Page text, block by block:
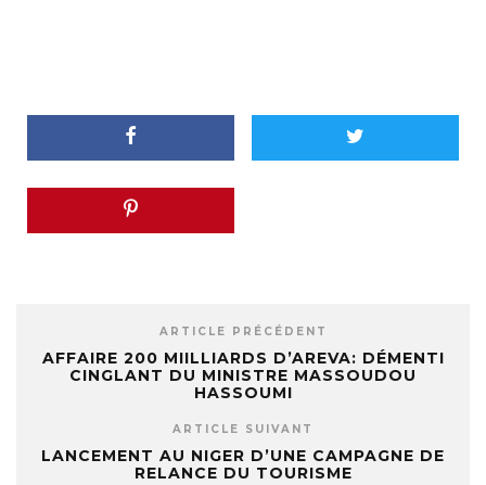
ARTICLE PRÉCÉDENT
AFFAIRE 200 MIILLIARDS D’AREVA: DÉMENTI
CINGLANT DU MINISTRE MASSOUDOU
HASSOUMI
ARTICLE SUIVANT
LANCEMENT AU NIGER D’UNE CAMPAGNE DE
RELANCE DU TOURISME